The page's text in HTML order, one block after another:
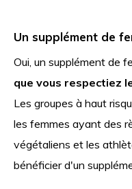
Un supplément de
Oui, un supplément de
que vous respectiez
Les groupes à haut
les femmes ayant des
végétaliens et les
bénéficier d'un